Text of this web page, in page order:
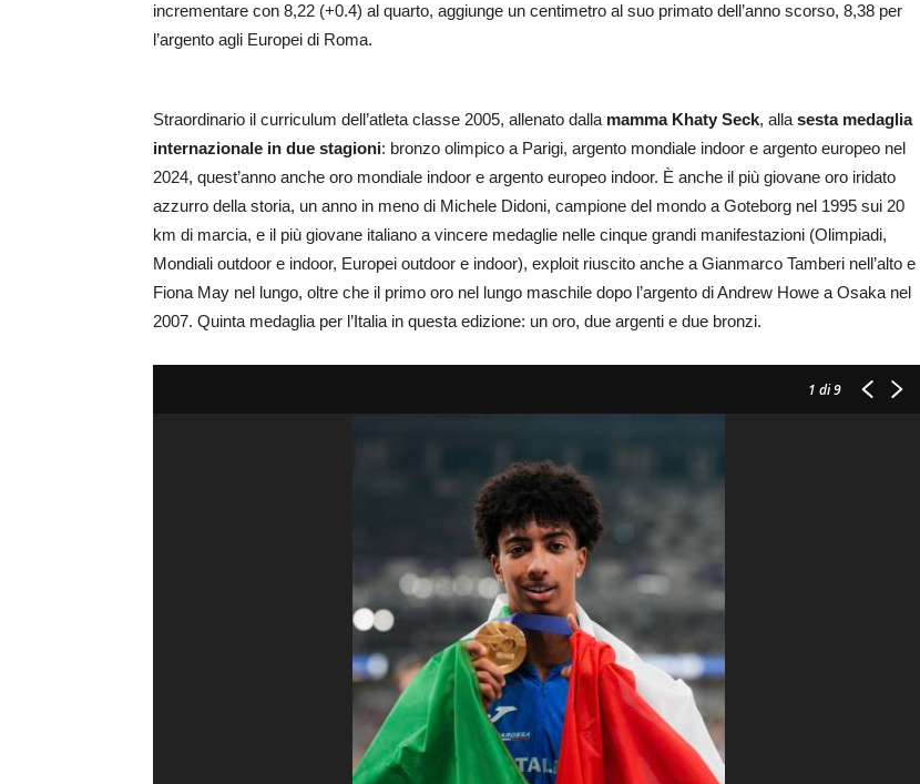
incrementare con 8,22 (+0.4) al quarto, aggiunge un centimetro al suo primato dell’anno scorso, 8,38 per
l’argento agli Europei di Roma.
Straordinario il curriculum dell’atleta classe 2005, allenato dalla mamma Khaty Seck, alla sesta medaglia
internazionale in due stagioni: bronzo olimpico a Parigi, argento mondiale indoor e argento europeo nel
2024, quest’anno anche oro mondiale indoor e argento europeo indoor. È anche il più giovane oro iridato
azzurro della storia, un anno in meno di Michele Didoni, campione del mondo a Goteborg nel 1995 sui 20
km di marcia, e il più giovane italiano a vincere medaglie nelle cinque grandi manifestazioni (Olimpiadi,
Mondiali outdoor e indoor, Europei outdoor e indoor), exploit riuscito anche a Gianmarco Tamberi nell’alto e
Fiona May nel lungo, oltre che il primo oro nel lungo maschile dopo l’argento di Andrew Howe a Osaka nel
2007. Quinta medaglia per l’Italia in questa edizione: un oro, due argenti e due bronzi.
1 di 9